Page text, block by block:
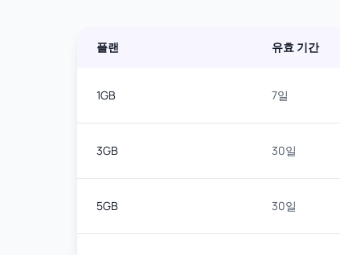
플랜 유효 기간
1GB 7일
3GB 30일
5GB 30일